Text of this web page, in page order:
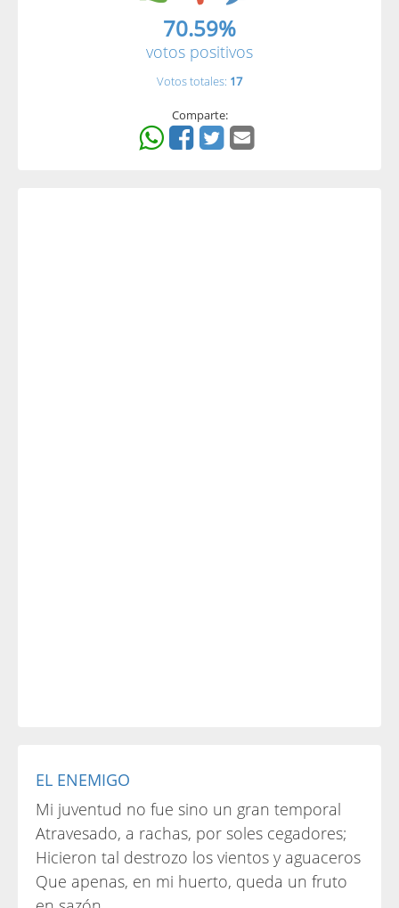
70.59%
votos positivos
Votos totales: 17
Comparte:
EL ENEMIGO
Mi juventud no fue sino un gran temporal
Atravesado, a rachas, por soles cegadores;
Hicieron tal destrozo los vientos y aguaceros
Que apenas, en mi huerto, queda un fruto